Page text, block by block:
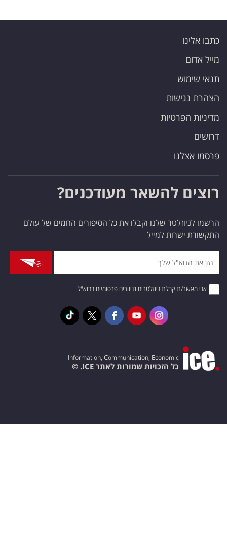
כתבו אלינו
מייל אדום
תנאי שימוש
הצהרת נגישות
מדיניות הפרטיות
דרושים
פרסמו אצלנו
רוצים להשאר מעודכנים?
הרשמו לניוזלטר שלנו וקבלו את כל הסיפורים החמים של עולם
התקשורת ישרות למייל
אני מאשר/ת קבלת ניוזלטרים ודיוורים פרסומיים בדוא"ל
Information, Communication, Economic
כל הזכויות שמורות לאתר ICE. ©